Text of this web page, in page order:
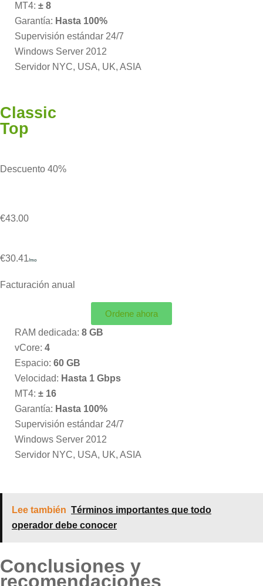
MT4: ± 8
Garantía: Hasta 100%
Supervisión estándar 24/7
Windows Server 2012
Servidor NYC, USA, UK, ASIA
Classic
Top
Descuento 40%
€43.00
€30.41/mo
Facturación anual
Ordene ahora
RAM dedicada: 8 GB
vCore: 4
Espacio: 60 GB
Velocidad: Hasta 1 Gbps
MT4: ± 16
Garantía: Hasta 100%
Supervisión estándar 24/7
Windows Server 2012
Servidor NYC, USA, UK, ASIA
Lee también Términos importantes que todo
operador debe conocer
Conclusiones y
recomendaciones